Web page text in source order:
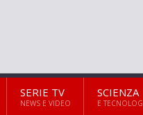
SERIE TV
NEWS E VIDEO
SCIENZA
E